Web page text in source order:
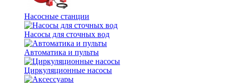
Насосные станции
Насосы для сточных вод
Автоматика и пульты
Циркуляционные насосы